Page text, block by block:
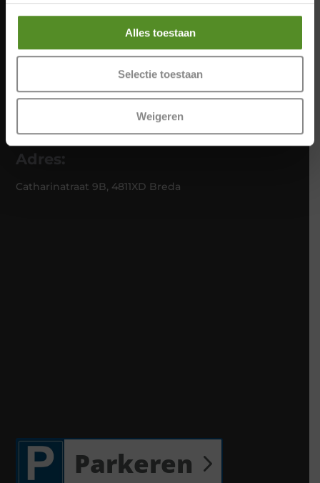
Alles toestaan
Selectie toestaan
Weigeren
Meer info
Adres:
Catharinatraat 9B, 4811XD Breda
Parkeren